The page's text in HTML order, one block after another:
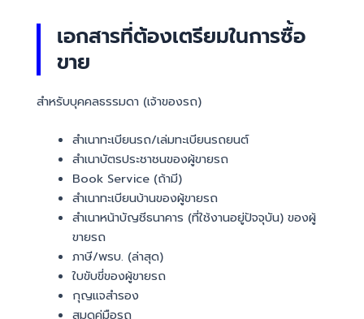
เอกสารที่ต้องเตรียมในการซื้อ
ขาย
สำหรับบุคคลธรรมดา (เจ้าของรถ)
สำเนาทะเบียนรถ/เล่มทะเบียนรถยนต์
สำเนาบัตรประชาชนของผู้ขายรถ
Book Service (ถ้ามี)
สำเนาทะเบียนบ้านของผู้ขายรถ
สำเนาหน้าบัญชีธนาคาร (ที่ใช้งานอยู่ปัจจุบัน) ของผู้
ขายรถ
ภาษี/พรบ. (ล่าสุด)
ใบขับขี่ของผู้ขายรถ
กุญแจสำรอง
สมุดคู่มือรถ